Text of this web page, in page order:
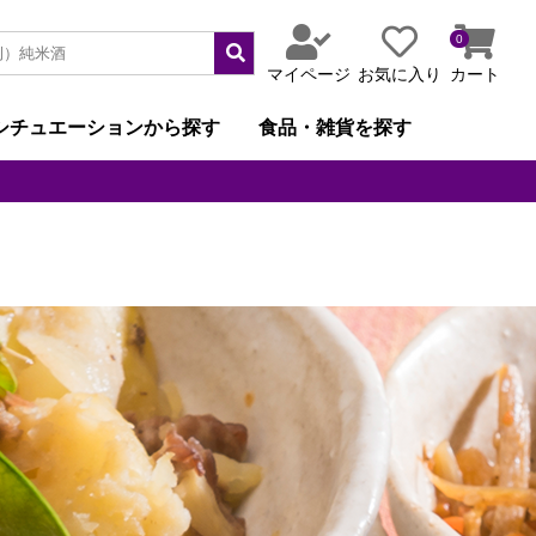
マイページ お気に入り
0
カート
チュエーションから探す 食品・雑貨を探す